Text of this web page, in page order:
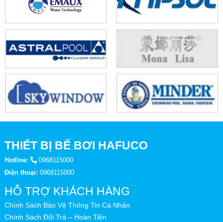
THIẾT BỊ BỂ BƠI HAFUCO
Hotline:
0968115000
Điện thoại: 0968115000
HỖ TRỢ KHÁCH HÀNG
Chính Sách Bảo Vệ Thông Tin Cá Nhân
Chính Sách Đổi Trả – Hoàn Tiền